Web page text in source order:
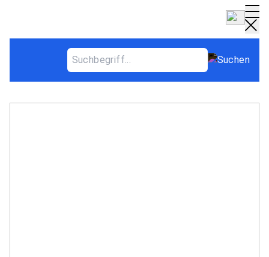
Das perfekte SoZi-Dinner